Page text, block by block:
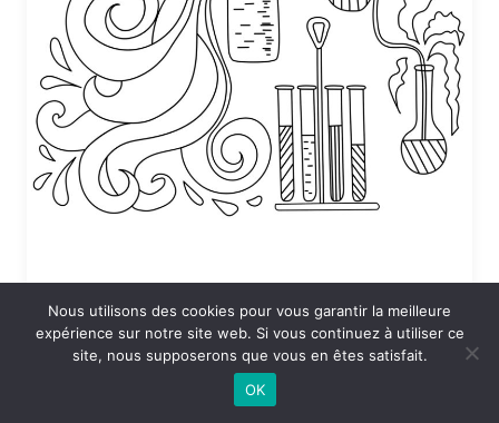
Coloriage Sciences en vrac
24 DÉCEMBRE 2025 À 19:53
Nous utilisons des cookies pour vous garantir la meilleure
expérience sur notre site web. Si vous continuez à utiliser ce
site, nous supposerons que vous en êtes satisfait.
OK